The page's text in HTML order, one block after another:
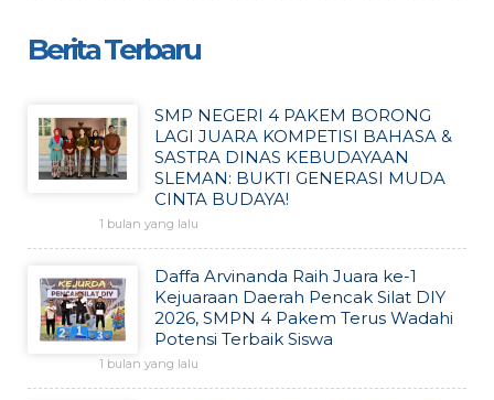
Berita Terbaru
SMP NEGERI 4 PAKEM BORONG
LAGI JUARA KOMPETISI BAHASA &
SASTRA DINAS KEBUDAYAAN
SLEMAN: BUKTI GENERASI MUDA
CINTA BUDAYA!
1 bulan yang lalu
Daffa Arvinanda Raih Juara ke-1
Kejuaraan Daerah Pencak Silat DIY
2026, SMPN 4 Pakem Terus Wadahi
Potensi Terbaik Siswa
1 bulan yang lalu